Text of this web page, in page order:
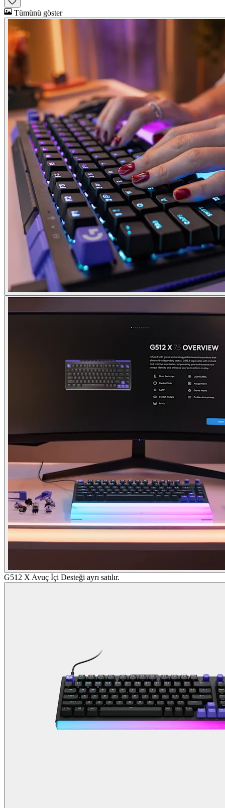
Tümünü göster
G512 X Avuç İçi Desteği ayrı satılır.